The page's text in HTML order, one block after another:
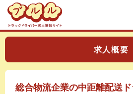
求人概要
総合物流企業の中距離配送